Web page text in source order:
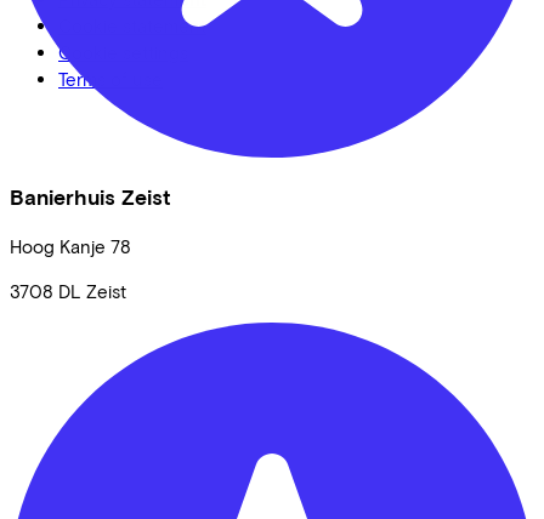
Banierhuis Zeist
Hoog Kanje 78
3708 DL Zeist
Cookie statement
Cookie settings
Terms of use